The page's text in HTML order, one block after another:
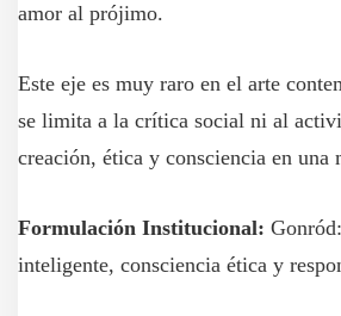
amor al prójimo.
Este eje es muy raro en el arte
se limita a la crítica social ni al
creación, ética y consciencia en una
Formulación Institucional:
inteligente, consciencia ética y